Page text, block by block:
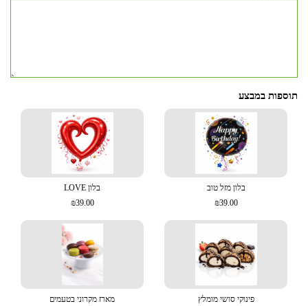
תוספות במבצע
בלון מזל טוב
₪39.00
בלון LOVE
₪39.00
פינוקי סושי מומלץ
מארז מקרוני בטעמים